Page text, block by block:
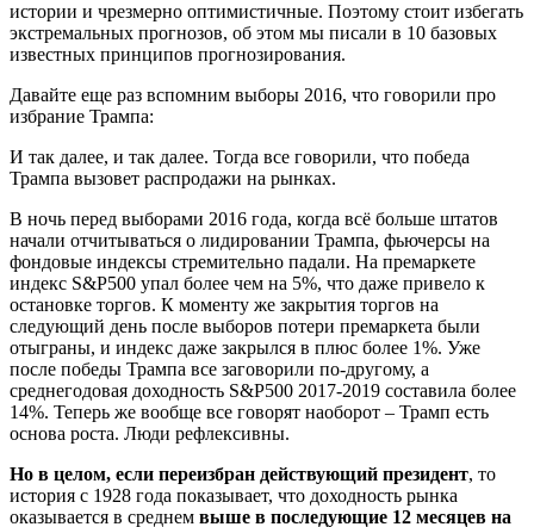
истории и чрезмерно оптимистичные. Поэтому стоит избегать
экстремальных прогнозов, об этом мы писали в 10 базовых
известных принципов прогнозирования.
Давайте еще раз вспомним выборы 2016, что говорили про
избрание Трампа:
И так далее, и так далее. Тогда все говорили, что победа
Трампа вызовет распродажи на рынках.
В ночь перед выборами 2016 года, когда всё больше штатов
начали отчитываться о лидировании Трампа, фьючерсы на
фондовые индексы стремительно падали. На премаркете
индекс S&P500 упал более чем на 5%, что даже привело к
остановке торгов. К моменту же закрытия торгов на
следующий день после выборов потери премаркета были
отыграны, и индекс даже закрылся в плюс более 1%. Уже
после победы Трампа все заговорили по-другому, а
среднегодовая доходность S&P500 2017-2019 составила более
14%. Теперь же вообще все говорят наоборот – Трамп есть
основа роста. Люди рефлексивны.
Но в целом, если переизбран действующий президент, то
история с 1928 года показывает, что доходность рынка
оказывается в среднем выше в последующие 12 месяцев на